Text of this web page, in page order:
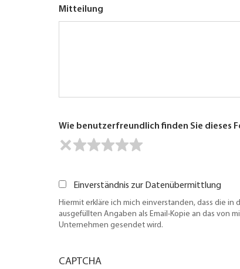
Mitteilung
Wie benutzerfreundlich finden Sie dieses
Einverständnis zur Datenübermittlung
Hiermit erkläre ich mich einverstanden, dass die in
ausgefüllten Angaben als Email-Kopie an das von
Unternehmen gesendet wird.
CAPTCHA